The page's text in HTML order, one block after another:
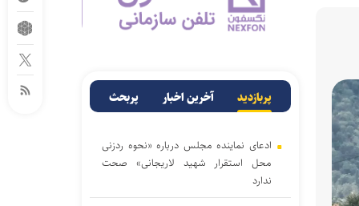
پربازدید آخرین اخبار پربحث
ادعای نماینده مجلس درباره «نحوه ردزنی
محل استقرار شهید لاریجانی» صحت
ندارد